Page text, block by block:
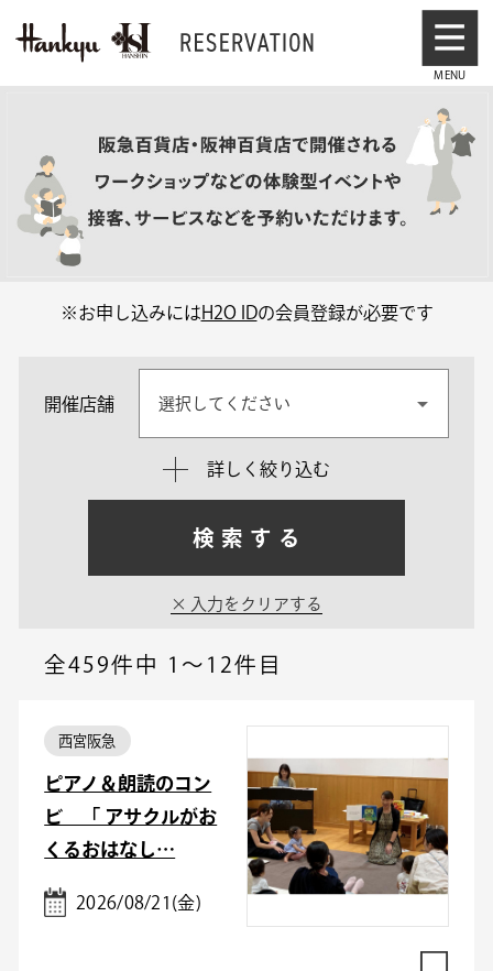
※お申し込みにはH2O IDの会員登録が必要です
開催店舗 選択してください
詳しく絞り込む
検索する
入力をクリアする
全459件中 1～12件目
西宮阪急
ピアノ＆朗読のコン
ビ 「 アサクルがお
くるおはなし…
2026/08/21(金)